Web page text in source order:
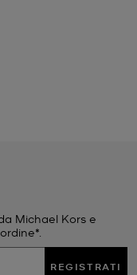
Michael Kors e
REGISTRATI